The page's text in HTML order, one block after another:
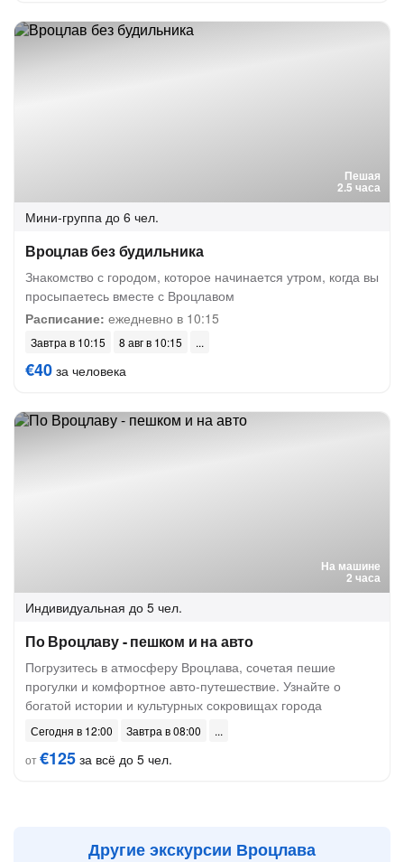
Пешая
2.5 часа
Мини-группа до 6 чел.
Вроцлав без будильника
Знакомство с городом, которое начинается утром, когда вы
просыпаетесь вместе с Вроцлавом
Расписание: ежедневно в 10:15
Завтра в 10:15 8 авг в 10:15
€40 за человека
На машине
2 часа
Индивидуальная до 5 чел.
По Вроцлаву - пешком и на авто
Погрузитесь в атмосферу Вроцлава, сочетая пешие
прогулки и комфортное авто-путешествие. Узнайте о
богатой истории и культурных сокровищах города
Сегодня в 12:00
Завтра в 08:00
от€125 за всё до 5 чел.
Другие экскурсии Вроцлава